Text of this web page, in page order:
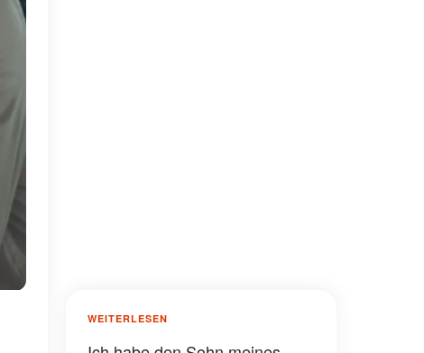
WEITERLESEN